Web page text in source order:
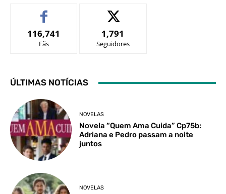
116,741
Fãs
1,791
Seguidores
ÚLTIMAS NOTÍCIAS
NOVELAS
Novela “Quem Ama Cuida” Cp75b:
Adriana e Pedro passam a noite
juntos
NOVELAS